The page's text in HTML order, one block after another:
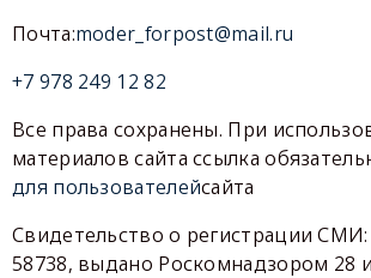
Почта:moder_forpost@mail.ru
+7 978 249 12 82
Все права сохранены. При
материалов сайта ссылка
для пользователейсайта
Свидетельство о регистрации
58738, выдано Роскомнадзором 28